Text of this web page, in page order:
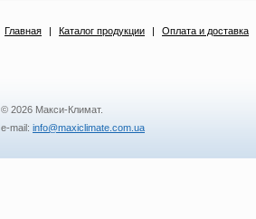
Главная | Каталог продукции | Оплата и доставка
© 2026 Макси-Климат.
e-mail: info@maxiclimate.com.ua